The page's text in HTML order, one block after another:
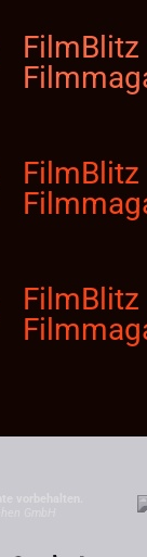
FilmBlitz
FilmBlitz
FilmBlitz